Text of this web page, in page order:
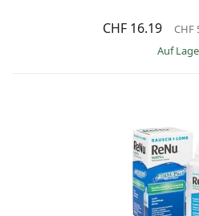
CHF 16.19 CHF
auf